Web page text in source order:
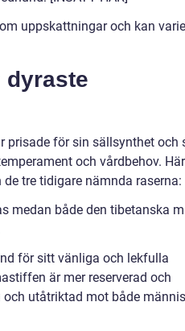
uppskattningar och kan
dyraste
prisade för sin sällsynthet och
och vårdbehov.
tre tidigare nämnda raserna:
medan både den tibetanska
för sitt vänliga och lekfulla
är mer reserverad och
utåtriktad mot både